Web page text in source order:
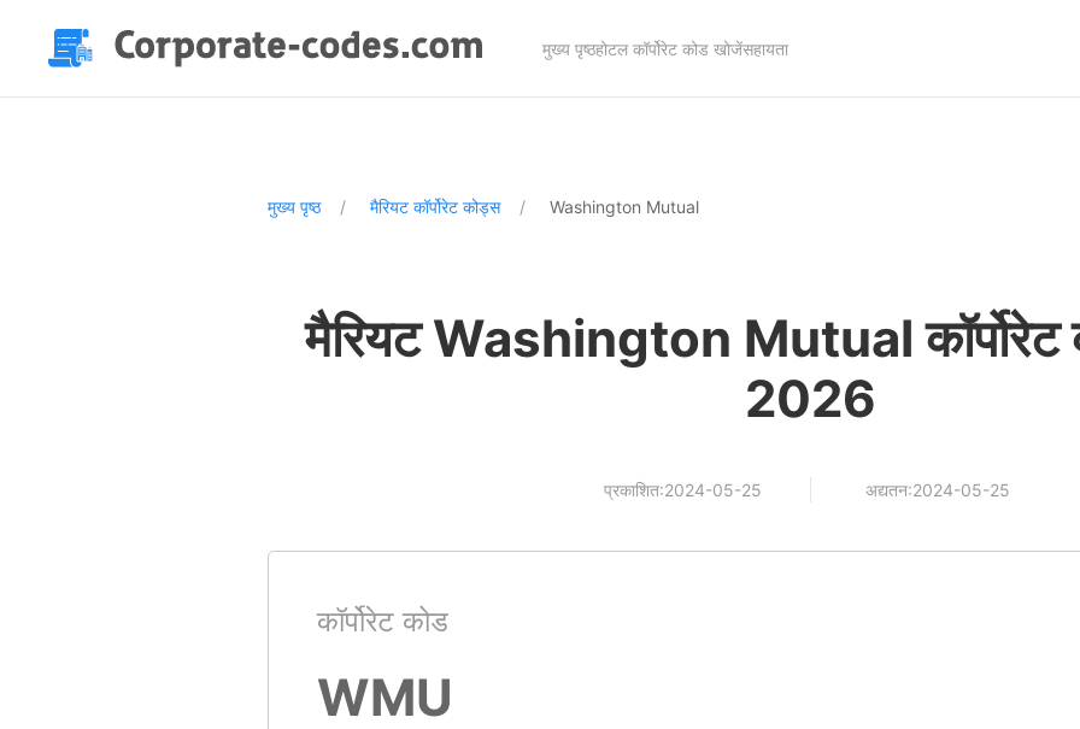
मुख्य पृष्ठहोटल कॉर्पोरेट कोड खोजेंसहायता
मुख्य पृष्ठ मैरियट कॉर्पोरेट कोड्स Washington Mutual
मैरियट Washington Mutual
2026
प्रकाशित:2024-05-25 अद्यतन:2024-05-25
कॉर्पोरेट कोड
WMU